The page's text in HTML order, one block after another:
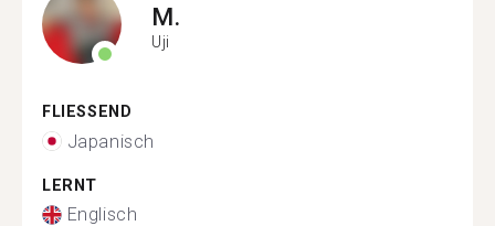
M.
Uji
FLIESSEND
Japanisch
LERNT
Englisch